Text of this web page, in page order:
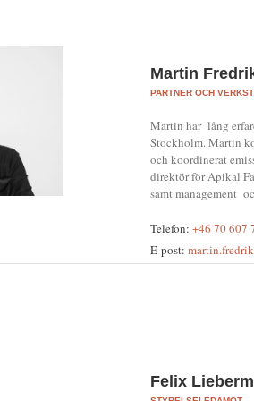
Martin
PARTNER OCH
Martin har lång
Stockholm. Martin
och koordinerat
direktör för Apikal
samt management
Telefon: +46 70 607
E-post:
Felix